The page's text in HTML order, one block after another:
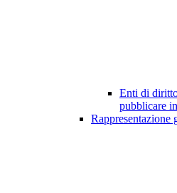
Enti di
pubblicare
Rappresentazione